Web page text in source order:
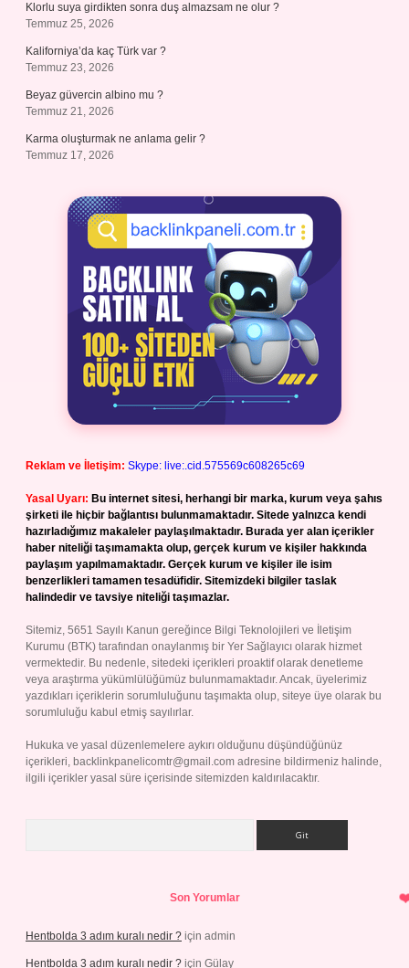
Klorlu suya girdikten sonra duş almazsam ne olur ?
Temmuz 25, 2026
Kaliforniya’da kaç Türk var ?
Temmuz 23, 2026
Beyaz güvercin albino mu ?
Temmuz 21, 2026
Karma oluşturmak ne anlama gelir ?
Temmuz 17, 2026
Reklam ve İletişim: Skype: live:.cid.575569c608265c69
Yasal Uyarı: Bu internet sitesi, herhangi bir marka, kurum veya şahıs
şirketi ile hiçbir bağlantısı bulunmamaktadır. Sitede yalnızca kendi
hazırladığımız makaleler paylaşılmaktadır. Burada yer alan içerikler
haber niteliği taşımamakta olup, gerçek kurum ve kişiler hakkında
paylaşım yapılmamaktadır. Gerçek kurum ve kişiler ile isim
benzerlikleri tamamen tesadüfidir. Sitemizdeki bilgiler taslak
halindedir ve tavsiye niteliği taşımazlar.
Sitemiz, 5651 Sayılı Kanun gereğince Bilgi Teknolojileri ve İletişim
Kurumu (BTK) tarafından onaylanmış bir Yer Sağlayıcı olarak hizmet
vermektedir. Bu nedenle, sitedeki içerikleri proaktif olarak denetleme
veya araştırma yükümlülüğümüz bulunmamaktadır. Ancak, üyelerimiz
yazdıkları içeriklerin sorumluluğunu taşımakta olup, siteye üye olarak bu
sorumluluğu kabul etmiş sayılırlar.
Hukuka ve yasal düzenlemelere aykırı olduğunu düşündüğünüz
içerikleri, backlinkpanelicomtr@gmail.com adresine bildirmeniz halinde,
ilgili içerikler yasal süre içerisinde sitemizden kaldırılacaktır.
Son Yorumlar
Hentbolda 3 adım kuralı nedir ? için admin
Hentbolda 3 adım kuralı nedir ? için Gülay